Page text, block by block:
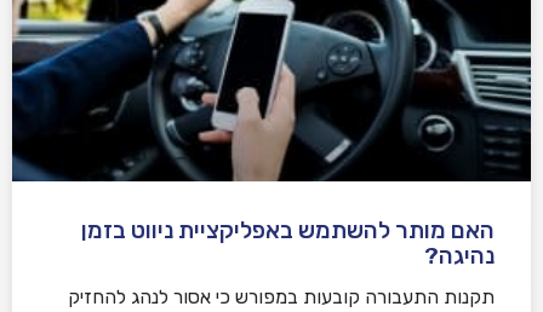
האם מותר להשתמש באפליקציית ניווט בזמן
נהיגה?
תקנות התעבורה קובעות במפורש כי אסור לנהג להחזיק